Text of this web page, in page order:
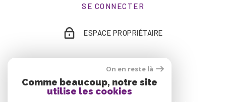
SE CONNECTER
ESPACE PROPRIÉTAIRE
On en reste là
Comme beaucoup, notre site
utilise les cookies